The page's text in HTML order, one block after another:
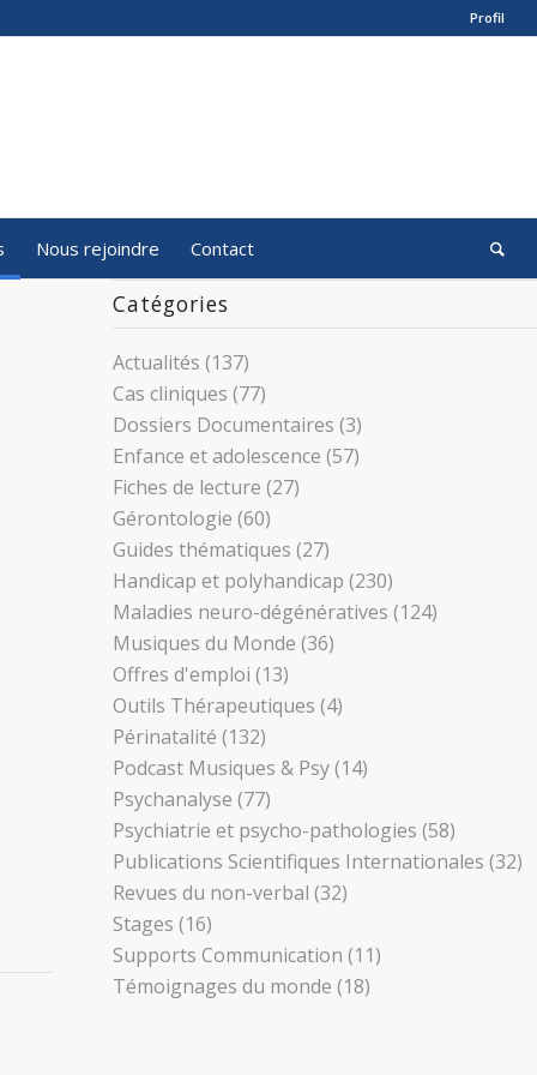
Profil
Nous rejoindre Contact
Catégories
Actualités (137)
Cas cliniques (77)
Dossiers Documentaires (3)
Enfance et adolescence (57)
Fiches de lecture (27)
Gérontologie (60)
Guides thématiques (27)
Handicap et polyhandicap (230)
Maladies neuro-dégénératives (124)
Musiques du Monde (36)
Offres d'emploi (13)
Outils Thérapeutiques (4)
Périnatalité (132)
Podcast Musiques & Psy(14)
Psychanalyse (77)
Psychiatrie et psycho-pathologies (58)
Publications Scientifiques Internationales (32)
Revues du non-verbal (32)
Stages (16)
Supports Communication (11)
Témoignages du monde (18)